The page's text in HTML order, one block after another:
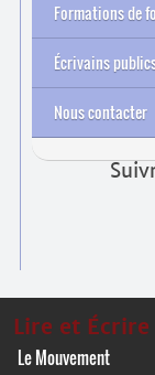
Formations de
Archives
Écrivains
Nous contacter
Lire et Écrire
Le Mouvement